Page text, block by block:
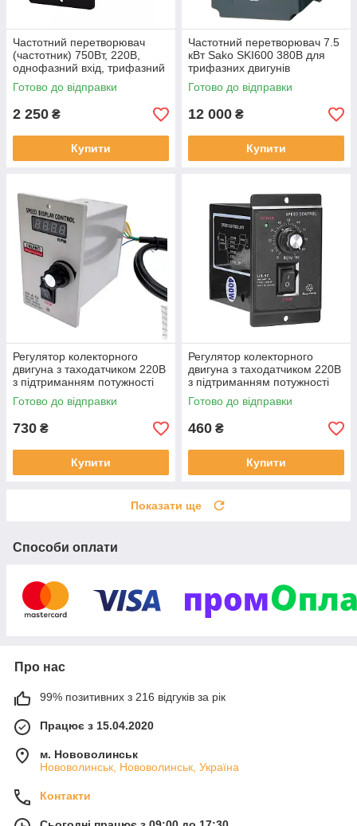
Частотний перетворювач
(частотник) 750Вт, 220В,
однофазний вхід, трифазний
вихід, частоти 1-99Гц
Готово до відправки
2 250 ₴
Купити
Частотний перетворювач 7.5
кВт Sako SKI600 380В для
трифазних двигунів
Готово до відправки
12 000 ₴
Купити
Регулятор колекторного
двигуна з таходатчиком 220В
з підтриманням потужності
UX-A-52 400Вт гріндера,
медогонки
Готово до відправки
730 ₴
Купити
Регулятор колекторного
двигуна з таходатчиком 220В
з підтриманням потужності
US-52 400Вт гріндера,
медогонки
Готово до відправки
460 ₴
Купити
Показати ще
Способи оплати
Про нас
99% позитивних з 216 відгуків за рік
Працює з 15.04.2020
м. Нововолинськ
Нововолинськ, Нововолинськ, Україна
Контакти